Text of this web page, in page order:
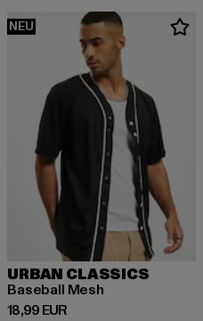
NEU
URBAN CLASSICS
Baseball Mesh
18,99 EUR
Derzeitiger Preis: 18,99 EUR